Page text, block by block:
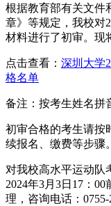
根据教育部有关文件
章》等规定，我校对
材料进行了初审。现
点击查看： 深圳大学
格名单
备注：按考生姓名拼
初审合格的考生请按
续报名、缴费等步骤
对我校高水平运动队
2024年3月3日17：
理，咨询电话：0755-